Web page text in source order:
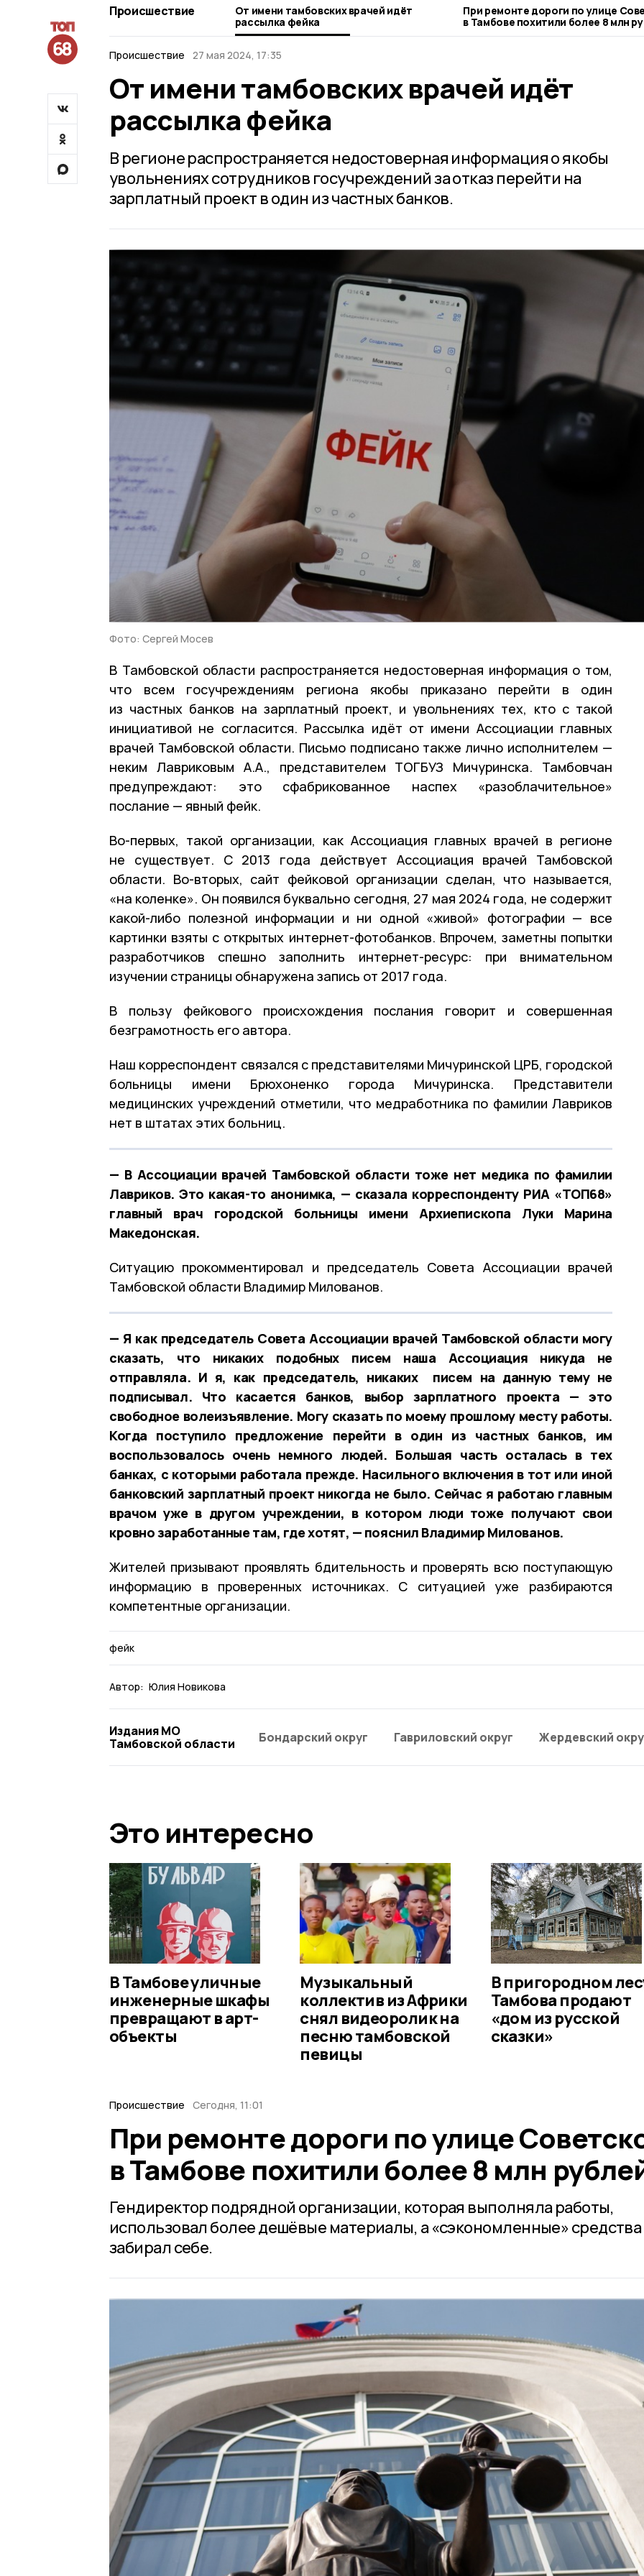
Происшествие
От имени тамбовских врачей идёт
рассылка фейка
При ремонте дороги по улице
в Тамбове похитили более 8 млн
Происшествие 27 мая 2024, 17:35
От имени тамбовских врачей идёт
рассылка фейка
В регионе распространяется недостоверная информация о якобы
увольнениях сотрудников госучреждений за отказ перейти на
зарплатный проект в один из частных банков.
Фото: Сергей Мосев
В Тамбовской области распространяется недостоверная информация о том,
что всем госучреждениям региона якобы приказано перейти в один
из частных банков на зарплатный проект, и увольнениях тех, кто с такой
инициативой не согласится. Рассылка идёт от имени Ассоциации главных
врачей Тамбовской области. Письмо подписано также лично исполнителем —
неким Лавриковым А.А., представителем ТОГБУЗ Мичуринска. Тамбовчан
предупреждают: это сфабрикованное наспех «разоблачительное»
послание — явный фейк.
Во-первых, такой организации, как Ассоциация главных врачей в регионе
не существует. С 2013 года действует Ассоциация врачей Тамбовской
области. Во-вторых, сайт фейковой организации сделан, что называется,
«на коленке». Он появился буквально сегодня, 27 мая 2024 года, не содержит
какой-либо полезной информации и ни одной «живой» фотографии — все
картинки взяты с открытых интернет-фотобанков. Впрочем, заметны попытки
разработчиков спешно заполнить интернет-ресурс: при внимательном
изучении страницы обнаружена запись от 2017 года.
В пользу фейкового происхождения послания говорит и совершенная
безграмотность его автора.
Наш корреспондент связался с представителями Мичуринской ЦРБ, городской
больницы имени Брюхоненко города Мичуринска. Представители
медицинских учреждений отметили, что медработника по фамилии Лавриков
нет в штатах этих больниц.
— В Ассоциации врачей Тамбовской области тоже нет медика по фамилии
Лавриков. Это какая-то анонимка, — сказала корреспонденту РИА «ТОП68»
главный врач городской больницы имени Архиепископа Луки Марина
Македонская.
Ситуацию прокомментировал и председатель Совета Ассоциации врачей
Тамбовской области Владимир Милованов.
— Я как председатель Совета Ассоциации врачей Тамбовской области могу
сказать, что никаких подобных писем наша Ассоциация никуда не
отправляла. И я, как председатель, никаких писем на данную тему не
подписывал. Что касается банков, выбор зарплатного проекта — это
свободное волеизъявление. Могу сказать по моему прошлому месту работы.
Когда поступило предложение перейти в один из частных банков, им
воспользовалось очень немного людей. Большая часть осталась в тех
банках, с которыми работала прежде. Насильного включения в тот или иной
банковский зарплатный проект никогда не было. Сейчас я работаю главным
врачом уже в другом учреждении, в котором люди тоже получают свои
кровно заработанные там, где хотят, — пояснил Владимир Милованов.
Жителей призывают проявлять бдительность и проверять всю поступающую
информацию в проверенных источниках. С ситуацией уже разбираются
компетентные организации.
фейк
Автор: Юлия Новикова
Издания МО
Тамбовской области
Бондарский округ Гавриловский округ Жердевский
Это интересно
В Тамбове уличные
инженерные шкафы
превращают в арт-
объекты
Музыкальный
коллектив из Африки
снял видеоролик на
песню тамбовской
певицы
В пригородном
Тамбова продают
«дом из русской
сказки»
Происшествие Сегодня, 11:01
При ремонте дороги по улице
в Тамбове похитили более 8 млн
Гендиректор подрядной организации, которая выполняла работы,
использовал более дешёвые материалы, а «сэкономленные» средства
забирал себе.